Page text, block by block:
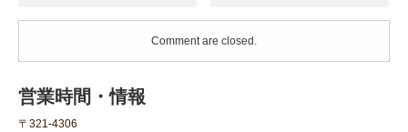
Comment are closed.
営業時間・情報
〒321-4306